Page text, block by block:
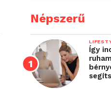
Népszerű
Így